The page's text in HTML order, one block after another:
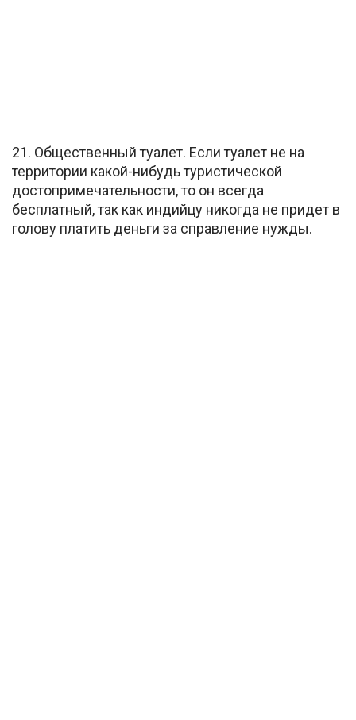
21. Общественный туалет. Если туалет не на
территории какой-нибудь туристической
достопримечательности, то он всегда
бесплатный, так как индийцу никогда не придет в
голову платить деньги за справление нужды.